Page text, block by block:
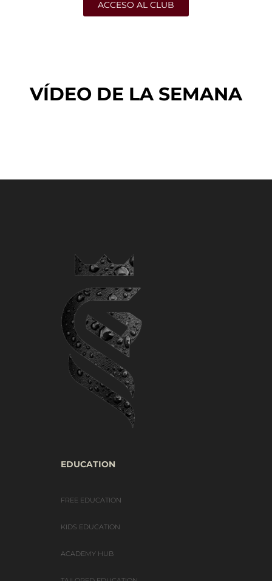
ACCESO AL CLUB
VÍDEO DE LA SEMANA
EDUCATION
FREE EDUCATION
KIDS EDUCATION
ACADEMY HUB